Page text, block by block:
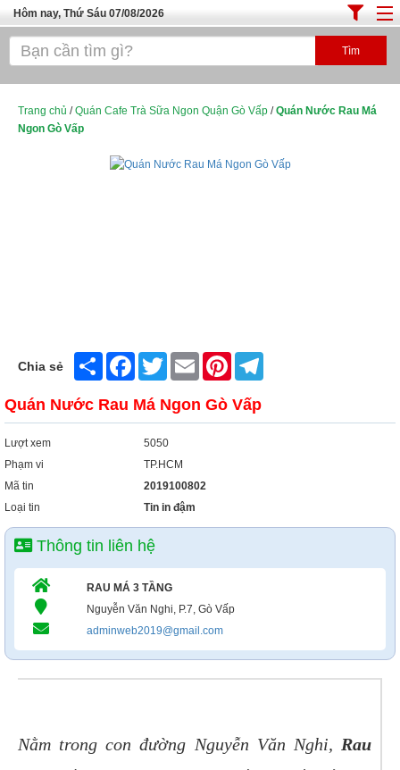
Hôm nay, Thứ Sáu 07/08/2026
Trang chủ
Cafe - Kem- Trà Sữa
Trang chủ /Quán Cafe Trà Sữa Ngon Quận Gò Vấp /Quán Nước Rau Má
Ngon Gò Vấp
Chia sẻ Share FacebookTwitter Email Pinterest
Quán Nước Rau Má Ngon Gò Vấp
Lượt xem
5050
Phạm vi
TP.HCM
Mã tin
2019100802
Loại tin
Tin in đậm
Thông tin liên hệ
RAU MÁ 3 TẦNG
Nguyễn Văn Nghi, P.7, Gò Vấp
adminweb2019@gmail.com
Nằm trong con đường Nguyễn Văn Nghi, Rau